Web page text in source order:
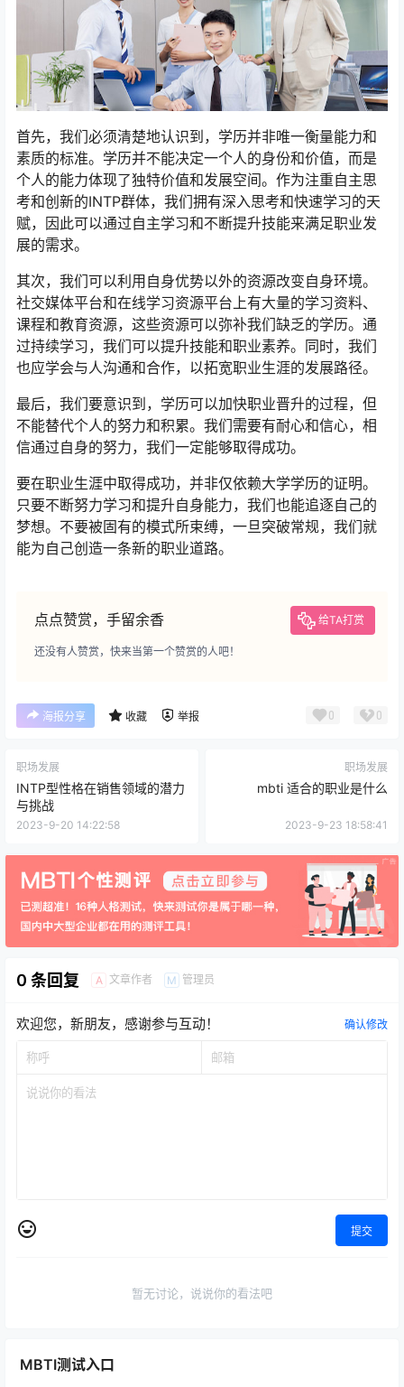
首先，我们必须清楚地认识到，学历并非唯一衡量能力和
素质的标准。学历并不能决定一个人的身份和价值，而是
个人的能力体现了独特价值和发展空间。作为注重自主思
考和创新的INTP群体，我们拥有深入思考和快速学习的天
赋，因此可以通过自主学习和不断提升技能来满足职业发
展的需求。
其次，我们可以利用自身优势以外的资源改变自身环境。
社交媒体平台和在线学习资源平台上有大量的学习资料、
课程和教育资源，这些资源可以弥补我们缺乏的学历。通
过持续学习，我们可以提升技能和职业素养。同时，我们
也应学会与人沟通和合作，以拓宽职业生涯的发展路径。
最后，我们要意识到，学历可以加快职业晋升的过程，但
不能替代个人的努力和积累。我们需要有耐心和信心，相
信通过自身的努力，我们一定能够取得成功。
要在职业生涯中取得成功，并非仅依赖大学学历的证明。
只要不断努力学习和提升自身能力，我们也能追逐自己的
梦想。不要被固有的模式所束缚，一旦突破常规，我们就
能为自己创造一条新的职业道路。
点点赞赏，手留余香 给TA打赏
还没有人赞赏，快来当第一个赞赏的人吧！
海报分享 收藏 举报 0 0
职场发展
INTP型性格在销售领域的潜力
与挑战
2023-9-20 14:22:58
职场发展
mbti 适合的职业是什么
2023-9-23 18:58:41
0 条回复 A 文章作者 M 管理员
欢迎您，新朋友，感谢参与互动！ 确认修改
提交
暂无讨论，说说你的看法吧
MBTI测试入口